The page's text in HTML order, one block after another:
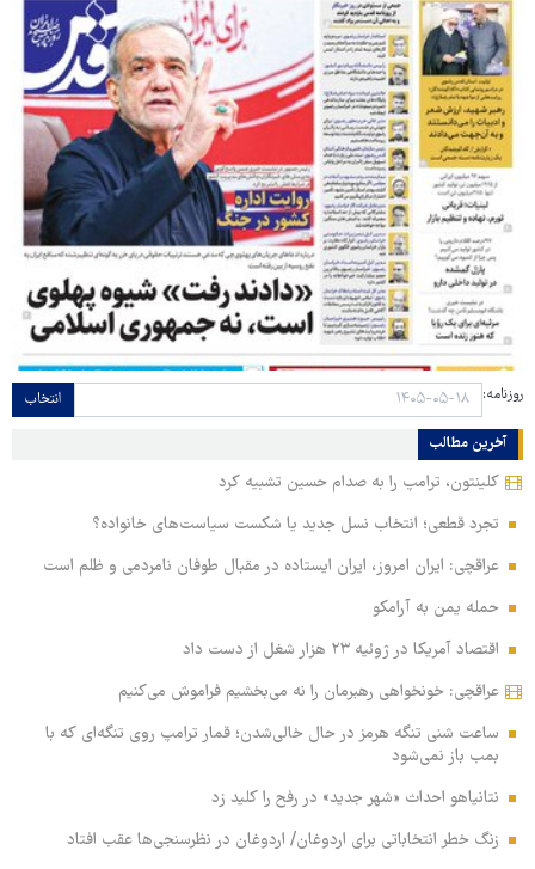
روزنامه: انتخاب
آخرین مطالب
کلینتون، ترامپ را به صدام حسین تشبیه کرد
تجرد قطعی؛ انتخاب نسل جدید یا شکست سیاست‌های خانواده؟
عراقچی: ایران امروز، ایران ایستاده در مقبال طوفان نامردمی و ظلم است
حمله یمن به آرامکو
اقتصاد آمریکا در ژوئیه ۲۳ هزار شغل از دست داد
عراقچی: خونخواهی رهبرمان را نه می‌بخشیم فراموش می‌کنیم
ساعت شنی تنگه هرمز در حال خالی‌شدن؛ قمار ترامپ روی تنگه‌ای که با
بمب باز نمی‌شود
نتانیاهو احداث «شهر جدید» در رفح را کلید زد
زنگ خطر انتخاباتی برای اردوغان/ اردوغان در نظرسنجی‌ها عقب افتاد